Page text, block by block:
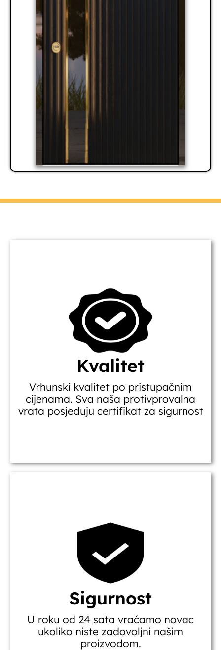
Kvalitet
Vrhunski kvalitet po pristupačnim
cijenama. Sva naša protivprovalna
vrata posjeduju certifikat za sigurnost
Sigurnost
U roku od 24 sata vraćamo novac
ukoliko niste zadovoljni našim
proizvodom.